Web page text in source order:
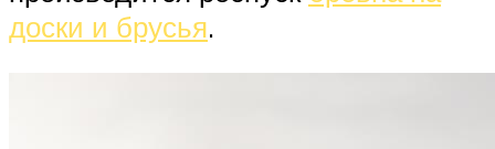
доски и брусья.